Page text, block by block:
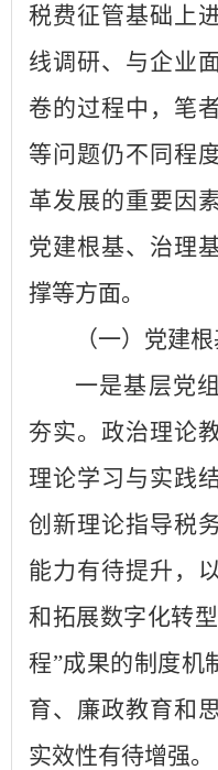
税费征管基础上
线调研、与企业
卷的过程中，笔
等问题仍不同程
革发展的重要因
党建根基、治理
撑等方面。
（一）党建
一是基层党
夯实。政治理论
理论学习与实践
创新理论指导税
能力有待提升，
和拓展数字化转
程”成果的制度机
育、廉政教育和
实效性有待增强。